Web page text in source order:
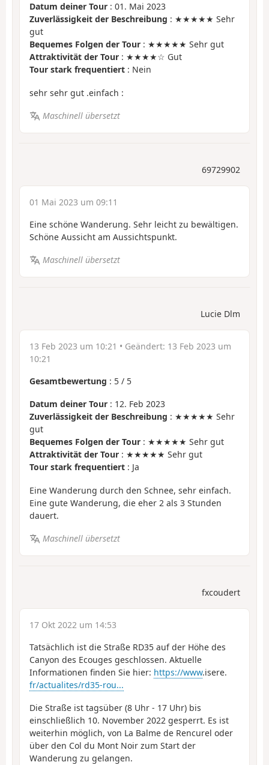
Datum deiner Tour : 01. Mai 2023
Zuverlässigkeit der Beschreibung : ★★★★★ Sehr
gut
Bequemes Folgen der Tour : ★★★★★ Sehr gut
Attraktivität der Tour : ★★★★☆ Gut
Tour stark frequentiert : Nein
sehr sehr gut .einfach :
Maschinell übersetzt
69729902
01 Mai 2023 um 09:11
Eine schöne Wanderung. Sehr leicht zu bewältigen.
Schöne Aussicht am Aussichtspunkt.
Maschinell übersetzt
Lucie Dlm
13 Feb 2023 um 10:21 • Geändert: 13 Feb 2023 um
10:21
Gesamtbewertung : 5 / 5
Datum deiner Tour : 12. Feb 2023
Zuverlässigkeit der Beschreibung : ★★★★★ Sehr
gut
Bequemes Folgen der Tour : ★★★★★ Sehr gut
Attraktivität der Tour : ★★★★★ Sehr gut
Tour stark frequentiert : Ja
Eine Wanderung durch den Schnee, sehr einfach.
Eine gute Wanderung, die eher 2 als 3 Stunden
dauert.
Maschinell übersetzt
fxcoudert
17 Okt 2022 um 14:53
Tatsächlich ist die Straße RD35 auf der Höhe des
Canyon des Ecouges geschlossen. Aktuelle
Informationen finden Sie hier: https://www.isere.
fr/actualites/rd35-rou...
Die Straße ist tagsüber (8 Uhr - 17 Uhr) bis
einschließlich 10. November 2022 gesperrt. Es ist
weiterhin möglich, von La Balme de Rencurel oder
über den Col du Mont Noir zum Start der
Wanderung zu gelangen.